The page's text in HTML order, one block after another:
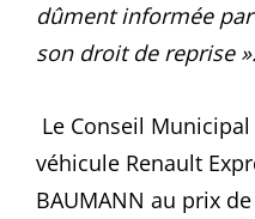
dûment informée
son droit de reprise ».
Le Conseil Municipal
véhicule Renault
BAUMANN au prix